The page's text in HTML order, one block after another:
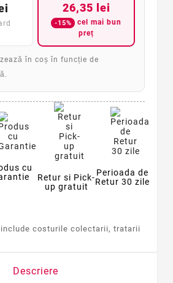
26,35 lei
-15%
cel mai bun
preț
în coș în funcție de
cu
Retur si Pick-
up gratuit
Perioada de
Retur 30 zile
costurile colectarii, tratarii
Descriere